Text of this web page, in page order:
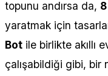
topunu andırsa da,
yaratmak için
Bot ile birlikte akıllı
çalışabildiği gibi, bir